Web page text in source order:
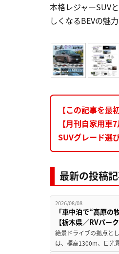
本格レジャーSUV
しくなるBEVの魅
【この記事を最
【月刊自家用
SUVグレード選
最新の投稿
2026/08/08
「車中泊で“高原
【栃木県／RVパー
絶景ドライブの拠点と
は、標高1300m、日光